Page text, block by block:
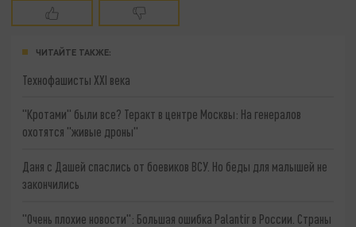
ЧИТАЙТЕ ТАКЖЕ:
Технофашисты XXI века
"Кротами" были все? Теракт в центре Москвы: На генералов
охотятся "живые дроны"
Даня с Дашей спаслись от боевиков ВСУ. Но беды для малышей не
закончились
"Очень плохие новости": Большая ошибка Palantir в России. Страны